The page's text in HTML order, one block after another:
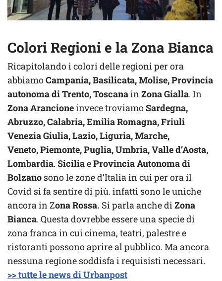
Colori Regioni e la Zona Bianca
Ricapitolando i colori delle regioni per ora
abbiamoCampania, Basilicata, Molise, Provincia
autonoma di Trento, ToscanainZonaGialla. In
Zona Arancioneinvece troviamoSardegna,
Abruzzo, Calabria, Emilia Romagna, Friuli
Venezia Giulia, Lazio, Liguria, Marche,
Veneto, Piemonte, Puglia, Umbria, Valle d’Aosta,
Lombardia. SiciliaeProvincia Autonoma di
Bolzano sono le zone d’Italia in cui per ora il
Covid si fa sentire di più. infatti sono le uniche
ancora in Zona Rossa. Si parla anche diZona
Bianca. Questa dovrebbe essere una specie di
zona franca in cui cinema, teatri, palestre e
ristoranti possono aprire al pubblico. Ma ancora
nessuna regione soddisfa i requisisti necessari.
>> tutte le news di Urbanpost